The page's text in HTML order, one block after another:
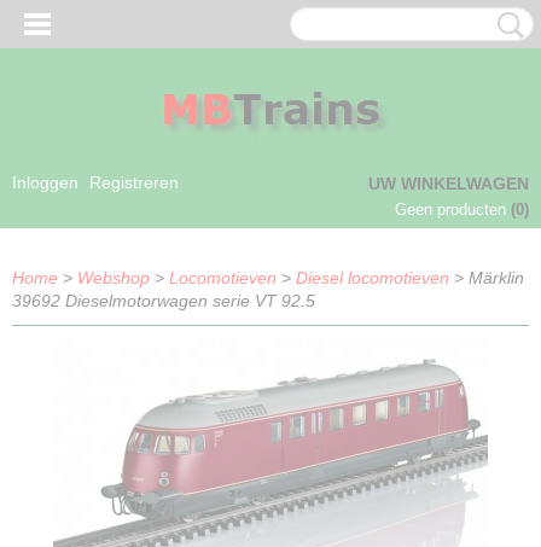
Inloggen Registreren UW WINKELWAGEN
Geen producten (0)
Home > Webshop > Locomotieven > Diesel locomotieven > Märklin
39692 Dieselmotorwagen serie VT 92.5